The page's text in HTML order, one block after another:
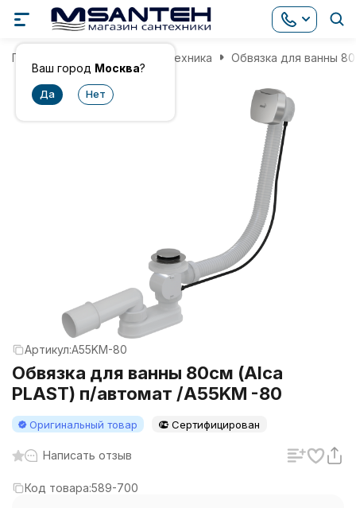
Ваш город Москва?
Главная Инженерная сантехника Обвязка для ванны
Артикул:A55KM-80
Обвязка для ванны 80см (Alca
PLAST) п/автомат /A55KM -80
Оригинальный товар Сертифицирован
Написать отзыв
Код товара:589-700